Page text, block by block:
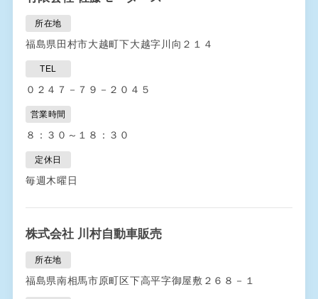
所在地
福島県田村市大越町下大越字川向２１４
TEL
０２４７－７９－２０４５
営業時間
８：３０～１８：３０
定休日
毎週木曜日
株式会社 川村自動車販売
所在地
福島県南相馬市原町区下高平字御屋敷２６８－１